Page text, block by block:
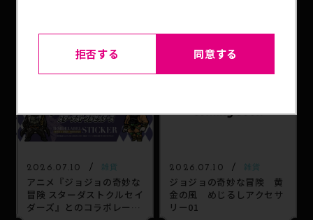
の奇妙な冒険』シリーズ
帯留＋帯締めセット
2026.07.10 雑貨
アニメ『ジョジョの奇妙な
冒険 スターダストクルセイ
ダーズ』とのコラボレーシ
2026.07.10 雑貨
ジョジョの奇妙な冒険 黄
金の風 めじるしアクセサ
リー01
拒否する 同意する